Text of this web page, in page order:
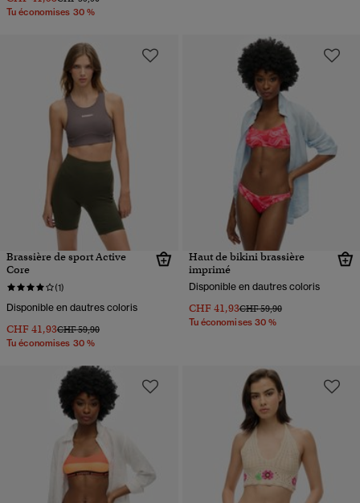
Tu économises 30 %
Brassière de sport Active
Core
(1)
Disponible en dautres coloris
CHF 41,93Prix réduit de
CHF 59,90à
Tu économises 30 %
Haut de bikini brassière
imprimé
Disponible en dautres coloris
CHF 41,93Prix réduit de
CHF 59,90à
Tu économises 30 %